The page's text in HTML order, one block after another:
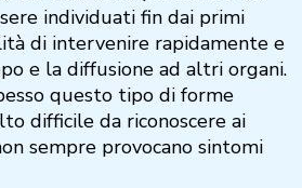
individuati fin dai primi
di intervenire rapidamente e
e la diffusione ad altri organi.
questo tipo di forme
difficile da riconoscere ai
sempre provocano sintomi